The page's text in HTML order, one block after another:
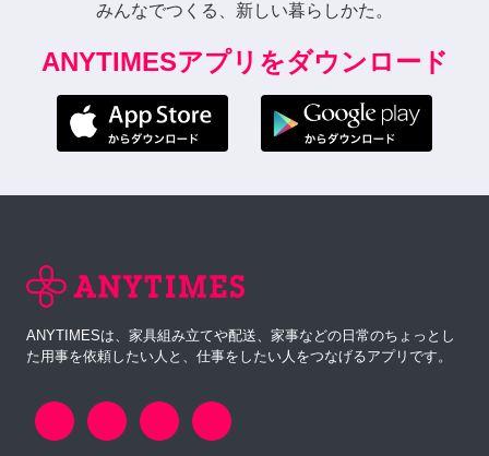
みんなでつくる、新しい暮らしかた。
ANYTIMESアプリをダウンロード
ANYTIMESは、家具組み立てや配送、家事などの日常のちょっとし
た用事を依頼したい人と、仕事をしたい人をつなげるアプリです。